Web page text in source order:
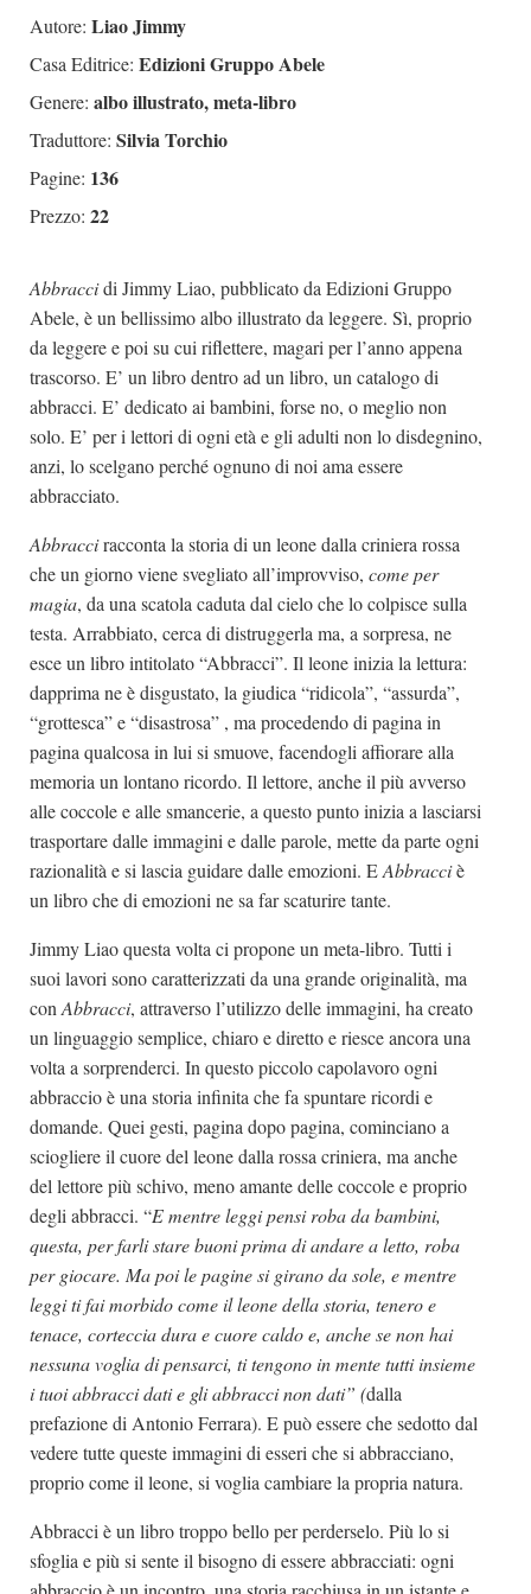
Autore: Liao Jimmy
Casa Editrice: Edizioni Gruppo Abele
Genere: albo illustrato, meta-libro
Traduttore: Silvia Torchio
Pagine: 136
Prezzo: 22
Abbraccidi Jimmy Liao, pubblicato da Edizioni Gruppo
Abele, è un bellissimo albo illustrato da leggere. Sì, proprio
da leggere e poi su cui riflettere, magari per l’anno appena
trascorso. E’ un libro dentro ad un libro, un catalogo di
abbracci. E’ dedicato ai bambini, forse no, o meglio non
solo. E’ per i lettori di ogni età e gli adulti non lo disdegnino,
anzi, lo scelgano perché ognuno di noi ama essere
abbracciato.
Abbracciracconta la storia di un leone dalla criniera rossa
che un giorno viene svegliato all’improvviso, come per
magia, da una scatola caduta dal cielo che lo colpisce sulla
testa. Arrabbiato, cerca di distruggerla ma, a sorpresa, ne
esce un libro intitolato “Abbracci”. Il leone inizia la lettura:
dapprima ne è disgustato, la giudica “ridicola”, “assurda”,
“grottesca” e “disastrosa” , ma procedendo di pagina in
pagina qualcosa in lui si smuove, facendogli affiorare alla
memoria un lontano ricordo. Il lettore, anche il più avverso
alle coccole e alle smancerie, a questo punto inizia a lasciarsi
trasportare dalle immagini e dalle parole, mette da parte ogni
razionalità e si lascia guidare dalle emozioni. EAbbracciè
un libro che di emozioni ne sa far scaturire tante.
Jimmy Liao questa volta ci propone un meta-libro. Tutti i
suoi lavori sono caratterizzati da una grande originalità, ma
con Abbracci, attraverso l’utilizzo delle immagini, ha creato
un linguaggio semplice, chiaro e diretto e riesce ancora una
volta a sorprenderci. In questo piccolo capolavoro ogni
abbraccio è una storia infinita che fa spuntare ricordi e
domande. Quei gesti, pagina dopo pagina, cominciano a
sciogliere il cuore del leone dalla rossa criniera, ma anche
del lettore più schivo, meno amante delle coccole e proprio
degli abbracci. “E mentre leggi pensi roba da bambini,
questa, per farli stare buoni prima di andare a letto, roba
per giocare. Ma poi le pagine si girano da sole, e mentre
leggi ti fai morbido come il leone della storia, tenero e
tenace, corteccia dura e cuore caldo e, anche se non hai
nessuna voglia di pensarci, ti tengono in mente tutti insieme
i tuoi abbracci dati e gli abbracci non dati” (dalla
prefazione di Antonio Ferrara). E può essere che sedotto dal
vedere tutte queste immagini di esseri che si abbracciano,
proprio come il leone, si voglia cambiare la propria natura.
Abbracci è un libro troppo bello per perderselo. Più lo si
sfoglia e più si sente il bisogno di essere abbracciati: ogni